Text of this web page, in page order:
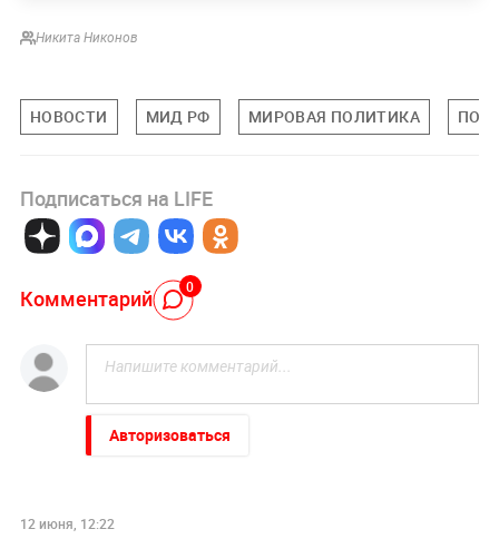
Никита Никонов
НОВОСТИ МИД РФ МИРОВАЯ ПОЛИТИКА
Подписаться на LIFE
Комментарий 0
Авторизоваться
12 июня, 12:22